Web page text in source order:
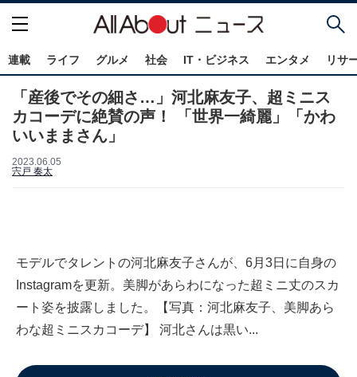
連載 ライフ グルメ 社会 IT・ビジネス エンタメ リサ
「産後でその細さ…」河北麻友子、超ミニス
カコーデに絶賛の声！ 「世界一綺麗」「かわ
いいままさん」
2023.06.05
宍戸 奏太
モデルでタレントの河北麻友子さんが、6月3日に自身の
Instagramを更新。美脚があらわになった超ミニ丈のスカ
ート姿を披露しました。【写真：河北麻友子、美脚あら
わな超ミニスカコーデ】 河北さんは黒い...